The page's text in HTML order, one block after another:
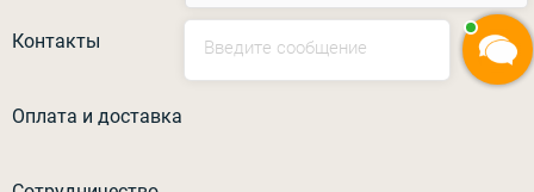
Контакты
Оплата и доставка
Введите сообщение